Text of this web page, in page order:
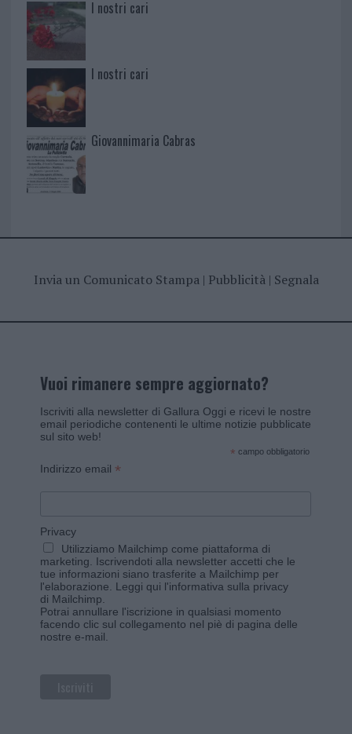
I nostri cari
I nostri cari
Giovannimaria Cabras
Invia un Comunicato Stampa| Pubblicità| Segnala
Vuoi rimanere sempre aggiornato?
Iscriviti alla newsletter di Gallura Oggi e ricevi le nostre
email periodiche contenenti le ultime notizie pubblicate
sul sito web!
* campo obbligatorio
Indirizzo email *
Privacy
Utilizziamo Mailchimp come piattaforma di
marketing. Iscrivendoti alla newsletter accetti che le
tue informazioni siano trasferite a Mailchimp per
l'elaborazione. Leggi qui l'informativa sulla privacy
di Mailchimp
Potrai annullare l'iscrizione in qualsiasi momento
facendo clic sul collegamento nel piè di pagina delle
nostre e-mail.